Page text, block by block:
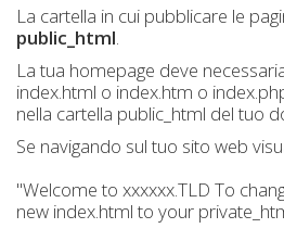
La cartella in cui pubblicare le
public_html.
La tua homepage deve
index.html o index.htm o
nella cartella public_html del tuo
Se navigando sul tuo sito web
"Welcome to xxxxxx.TLD To
new index.html to your